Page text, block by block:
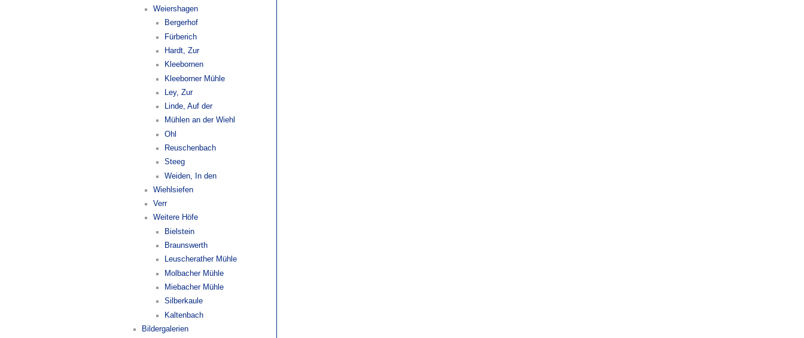
Weiershagen
Bergerhof
Fürberich
Hardt, Zur
Kleebornen
Kleeborner Mühle
Ley, Zur
Linde, Auf der
Mühlen an der Wiehl
Ohl
Reuschenbach
Steeg
Weiden, In den
Wiehlsiefen
Verr
Weitere Höfe
Bielstein
Braunswerth
Leuscherather Mühle
Molbacher Mühle
Miebacher Mühle
Silberkaule
Kaltenbach
Bildergalerien